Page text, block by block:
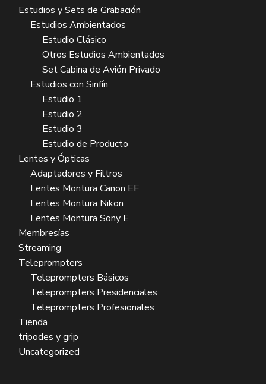
Estudios y Sets de Grabación
Estudios Ambientados
Estudio Clásico
Otros Estudios Ambientados
Set Cabina de Avión Privado
Estudios con Sinfín
Estudio 1
Estudio 2
Estudio 3
Estudio de Producto
Lentes y Ópticas
Adaptadores y Filtros
Lentes Montura Canon EF
Lentes Montura Nikon
Lentes Montura Sony E
Membresías
Streaming
Teleprompters
Teleprompters Básicos
Teleprompters Presidenciales
Teleprompters Profesionales
Tienda
tripodes y grip
Uncategorized